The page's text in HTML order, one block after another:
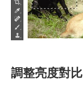
調整亮度對比